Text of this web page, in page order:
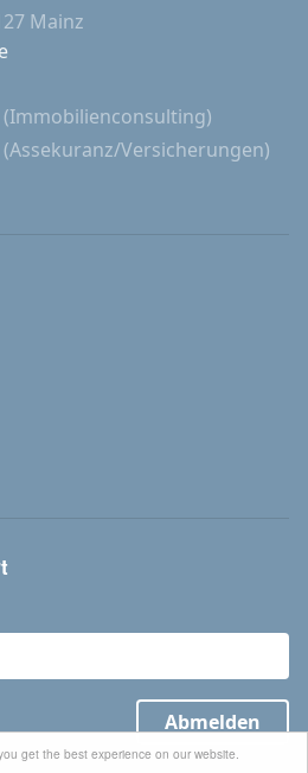
get the best experience on our website.
Mainz
(Immobilienconsulting)
(Assekuranz/Versicherungen)
Abmelden